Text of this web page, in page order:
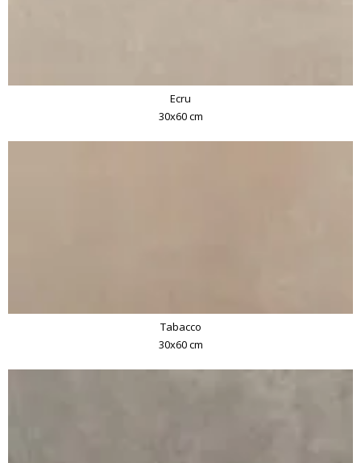
Ecru
30x60 cm
Tabacco
30x60 cm